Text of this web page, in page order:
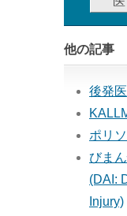
他の記事
後発
ポリ
びま
(DAI:
Injury)